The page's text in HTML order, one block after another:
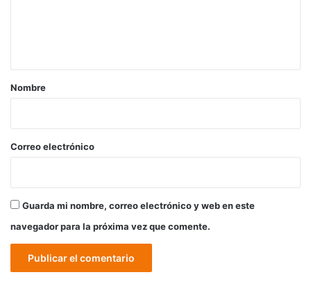
r
*
Nombre
Correo electrónico
Guarda mi nombre, correo electrónico y web en este
navegador para la próxima vez que comente.